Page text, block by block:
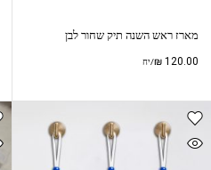
מארז ראש השנה תיק שחור לבן
₪ 120.00 /יח